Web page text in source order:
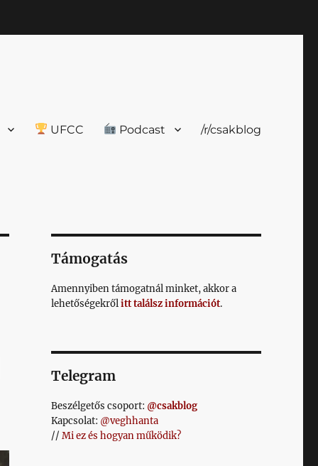
UFCC Podcast /r/csakblog
Támogatás
Amennyiben támogatnál minket, akkor a
lehetőségekrőlitt találsz információt.
Telegram
Beszélgetős csoport: @csakblog
Kapcsolat: @veghhanta
// Mi ez és hogyan működik?